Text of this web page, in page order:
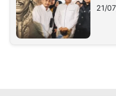
21/